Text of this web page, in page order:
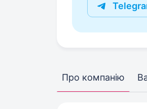
Про компанію